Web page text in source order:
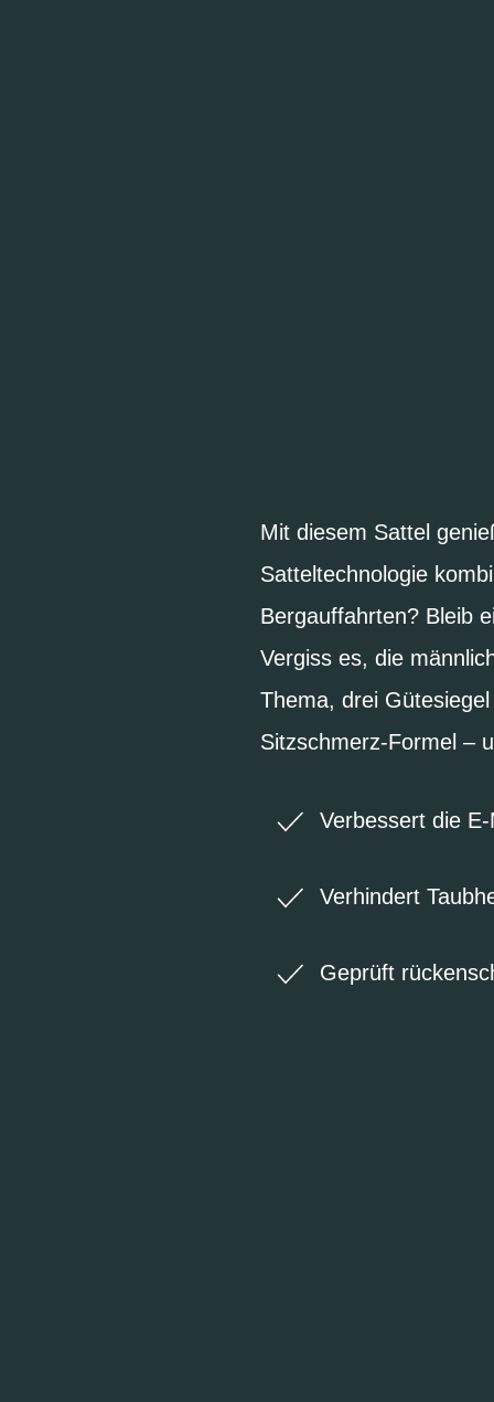
Mit diesem Sattel
Satteltechnologie
Bergauffahrten? Bleib
Vergiss es, die
Thema, drei
Sitzschmerz-Formel –
Verbessert die
Verhindert
Geprüft